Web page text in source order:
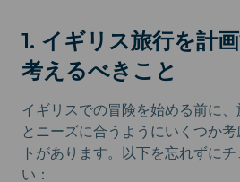
1. イギリス旅行を計
考えるべきこと
イギリスでの冒険を始める前に
とニーズに合うようにいくつか
トがあります。以下を忘れずに
い：